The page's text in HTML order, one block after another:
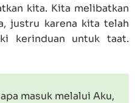
kita. Kita melibatkan
justru karena kita telah
kerinduan untuk taat.
masuk melalui Aku,